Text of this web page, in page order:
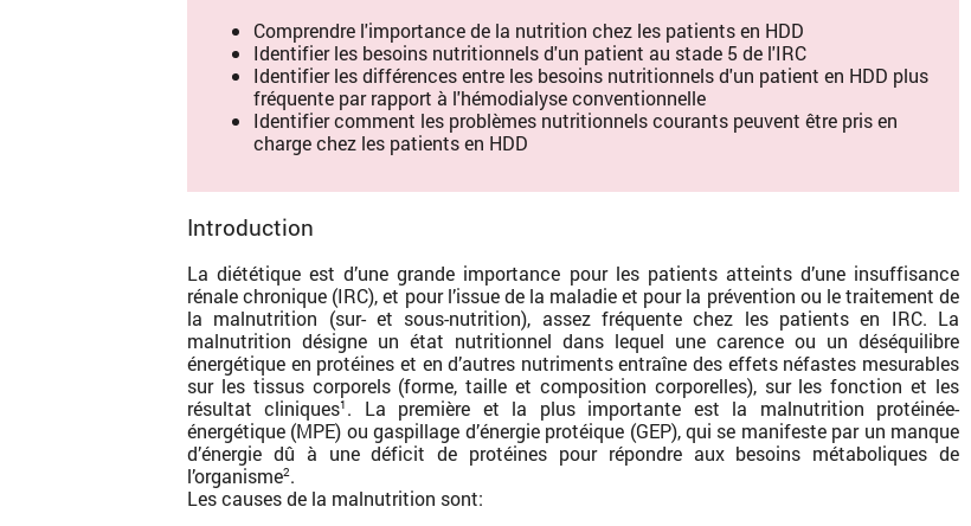
Comprendre l'importance de la nutrition chez les patients en HDD
Identifier les besoins nutritionnels d'un patient au stade 5 de l'IRC
Identifier les différences entre les besoins nutritionnels d'un patient en HDD plus
fréquente par rapport à l'hémodialyse conventionnelle
Identifier comment les problèmes nutritionnels courants peuvent être pris en
charge chez les patients en HDD
Introduction
La diététique est d’une grande importance pour les patients atteints d’une insuffisance
rénale chronique (IRC), et pour l’issue de la maladie et pour la prévention ou le traitement de
la malnutrition (sur- et sous-nutrition), assez fréquente chez les patients en IRC. La
malnutrition désigne un état nutritionnel dans lequel une carence ou un déséquilibre
énergétique en protéines et en d’autres nutriments entraîne des effets néfastes mesurables
sur les tissus corporels (forme, taille et composition corporelles), sur les fonction et les
résultat cliniques1 . La première et la plus importante est la malnutrition protéinée-
énergétique (MPE) ou gaspillage d’énergie protéique (GEP), qui se manifeste par un manque
d’énergie dû à une déficit de protéines pour répondre aux besoins métaboliques de
l’organisme2.
Les causes de la malnutrition sont: